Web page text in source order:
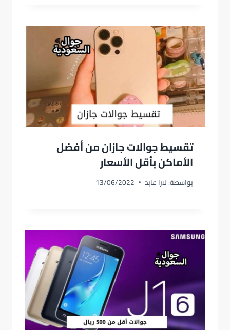
تقسيط جوالات جازان من أفضل
الأماكن بأقل الأسعار
بواسطة:لارا عابد 13/06/2022